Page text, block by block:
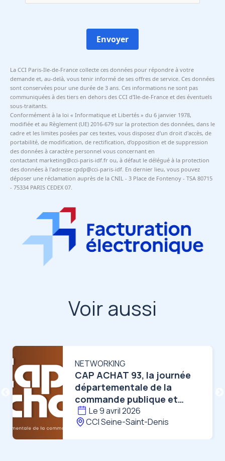
Envoyer
La CCI Paris-Ile-de-France collecte ces données pour répondre à votre
demande et, au-delà, vous tenir informé de ses offres de service. Ces données
sont conservées pour une durée de 3 ans. Ces informations ne sont pas
communiquées à des tiers en dehors des CCI d'Ile-de-France et des éventuels
sous-traitants.
Conformément à la loi « Informatique et Libertés » du 6 janvier 1978,
modifiée et au Règlement (UE) 2016-679 sur la protection des données, dans le
cadre et les limites posées par ces textes, vous disposez d'un droit d'accès, de
portabilité, de modification, de rectification, d’opposition et de suppression
des données à caractère personnel vous concernant en
contactant marketing@cci-paris-idf.fr ou, à défaut le délégué à la protection
des données à l'adresse cpdp@cci-paris-idf. En dernier lieu, vous pouvez
déposer une réclamation auprès de la CNIL - 3 Place de Fontenoy - TSA 80715
- 75334 PARIS CEDEX 07.
Voir aussi
Image
NETWORKING
CAP ACHAT 93, la journée
départementale de la
commande publique et
privée
Le 9 avril 2026
CCI Seine-Saint-Denis